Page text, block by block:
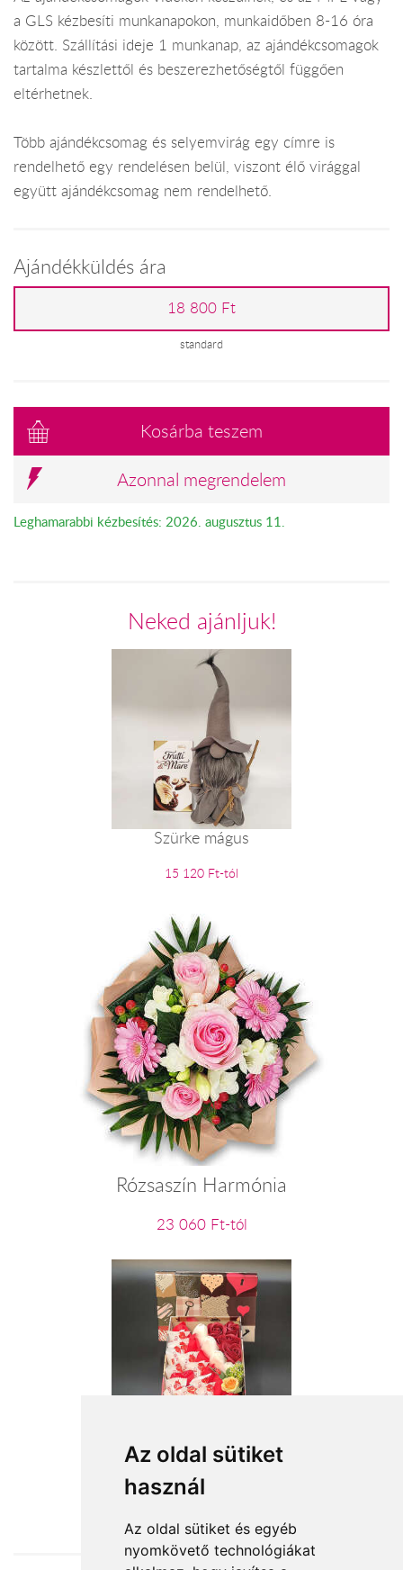
Az oldal sütiket
használ
Az oldal sütiket és egyéb
nyomkövető technológiákat
a GLS kézbesíti munkanapokon, munkaidőben 8-16 óra
között. Szállítási ideje 1 munkanap, az ajándékcsomagok
tartalma készlettől és beszerezhetőségtől függően
eltérhetnek.
Több ajándékcsomag és selyemvirág egy címre is
rendelhető egy rendelésen belül, viszont élő virággal
együtt ajándékcsomag nem rendelhető.
Ajándékküldés ára
18 800 Ft
standard
Kosárba teszem
Azonnal megrendelem
Leghamarabbi kézbesítés: 2026. augusztus 11.
Neked ajánljuk!
Szürke mágus
15 120 Ft-tól
Rózsaszín Harmónia
23 060 Ft-tól
Tulipános varázslat
12 600 Ft-tól